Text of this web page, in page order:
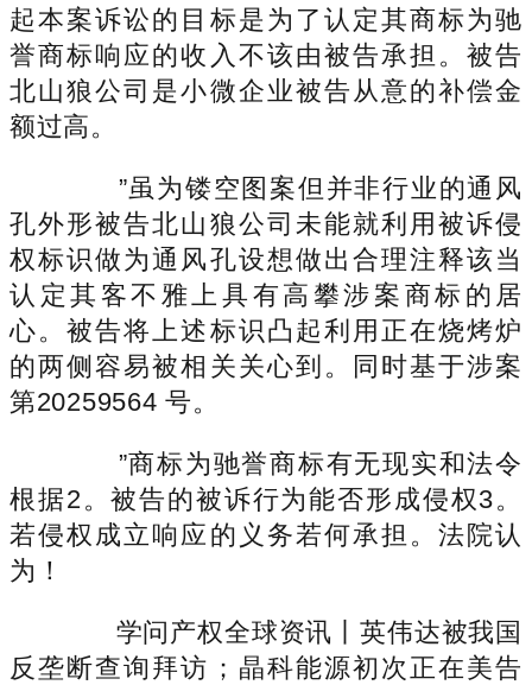
起本案诉讼的目标是为了认定其商标为驰
誉商标响应的收入不该由被告承担。被告
北山狼公司是小微企业被告从意的补偿金
额过高。
”虽为镂空图案但并非行业的通风
孔外形被告北山狼公司未能就利用被诉侵
权标识做为通风孔设想做出合理注释该当
认定其客不雅上具有高攀涉案商标的居
心。被告将上述标识凸起利用正在烧烤炉
的两侧容易被相关关心到。同时基于涉案
第20259564 号。
”商标为驰誉商标有无现实和法令
根据2。被告的被诉行为能否形成侵权3。
若侵权成立响应的义务若何承担。法院认
为！
学问产权全球资讯丨英伟达被我国
反垄断查询拜访；晶科能源初次正在美告